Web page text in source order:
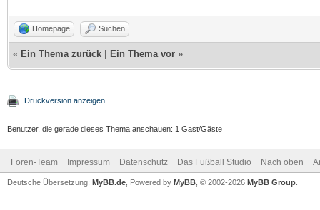
Homepage Suchen
« Ein Thema zurück Ein Thema vor »
Druckversion anzeigen
Benutzer, die gerade dieses Thema anschauen: 1 Gast/Gäste
Foren-Team Impressum Datenschutz Das Fußball Studio Nach oben
Deutsche Übersetzung: MyBB.de , Powered by MyBB , © 2002-2026 MyBB Group